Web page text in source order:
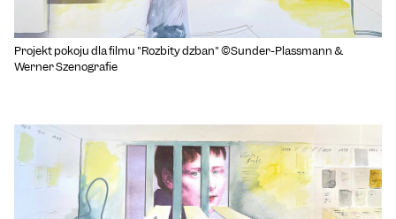
Projekt pokoju dla filmu "Rozbity dzban" ©Sunder-Plassmann &
Werner Szenografie